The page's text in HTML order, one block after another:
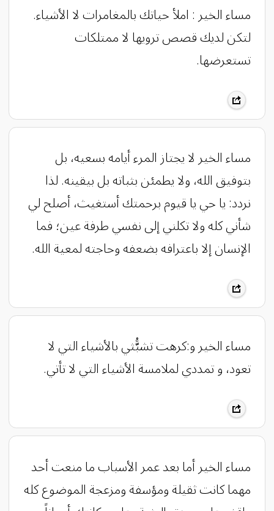
مساء الخير : ‏املأ حياتك بالمغامرات لا الأشياء.
‏لتكن لديك قصص ترويها لا ممتلكات
تستعرضها.
‏مساء الخير ‏لا يجتاز المرء أيامه بسعيه، بل
بتوفيق الله، ولا يطمئن بثباته بل بيقينه. لذا
نردد: يا حي يا قيوم برحمتك أستغيث، أصلح لي
شأني كله ولا تكلني إلى نفسي طرفة عين؛ فما
الإنسان إلا باعترافه بضعفه وحاجته لمعية الله.
‏مساء الخير و:كرهت تشبَُّثي بالأشياء التي لا
تعود، و تمددي لملامسة الأشياء التي لا تأتي.
مساء الخير أما بعد عمر الأسباب ما منعت أحد
مهما كانت ثقيلة ومؤسفة ومزعجة الموضوع كله